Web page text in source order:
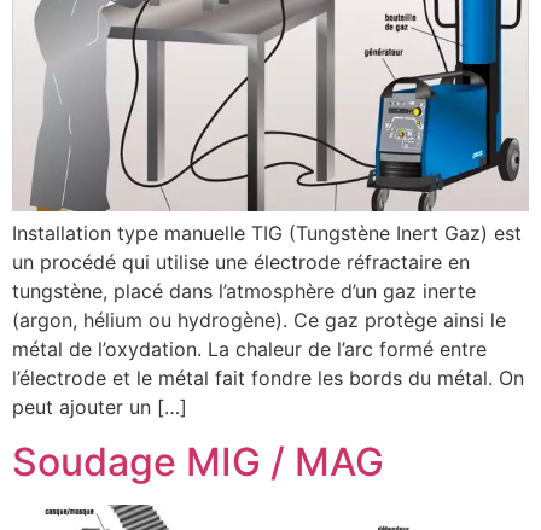
Installation type manuelle TIG (Tungstène Inert Gaz) est
un procédé qui utilise une électrode réfractaire en
tungstène, placé dans l’atmosphère d’un gaz inerte
(argon, hélium ou hydrogène). Ce gaz protège ainsi le
métal de l’oxydation. La chaleur de l’arc formé entre
l’électrode et le métal fait fondre les bords du métal. On
peut ajouter un […]
Soudage MIG / MAG